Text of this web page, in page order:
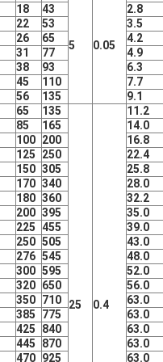
5 0.05
18 43
2.8
22 53
3.5
26 65
4.2
31 77
4.9
38 93
6.3
45 110
7.7
56 135 9.1
65 135
25 0.4
11.2
85 165
14.0
100 200
16.8
125 250
22.4
150 305
25.8
170 340
28.0
180 360
32.2
200 395
35.0
225 455
39.0
250 505
43.0
276 545
48.0
300 595
52.0
320 650
56.0
350 710
63.0
385 775
63.0
425 840
63.0
445 870
63.0
470 925 63.0